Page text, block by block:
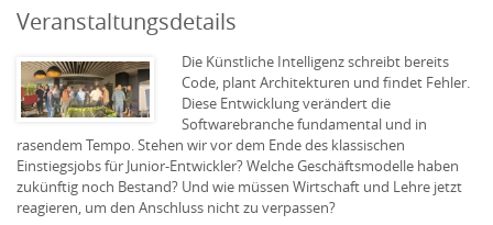
Veranstaltungsdetails
Die Künstliche Intelligenz schreibt bereits
Code, plant Architekturen und findet Fehler.
Diese Entwicklung verändert die
Softwarebranche fundamental und in
rasendem Tempo. Stehen wir vor dem Ende des klassischen
Einstiegsjobs für Junior-Entwickler? Welche Geschäftsmodelle haben
zukünftig noch Bestand? Und wie müssen Wirtschaft und Lehre jetzt
reagieren, um den Anschluss nicht zu verpassen?